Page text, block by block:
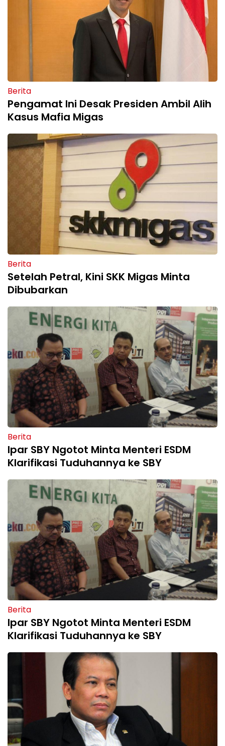
Berita
Pengamat Ini Desak Presiden Ambil Alih
Kasus Mafia Migas
Berita
Setelah Petral, Kini SKK Migas Minta
Dibubarkan
Berita
Ipar SBY Ngotot Minta Menteri ESDM
Klarifikasi Tuduhannya ke SBY
Berita
Ipar SBY Ngotot Minta Menteri ESDM
Klarifikasi Tuduhannya ke SBY